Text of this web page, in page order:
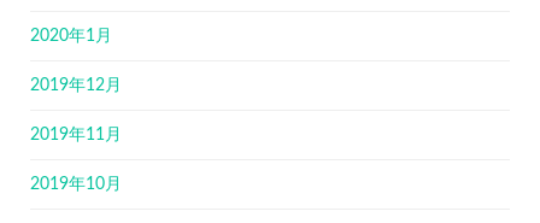
2020年1月
2019年12月
2019年11月
2019年10月